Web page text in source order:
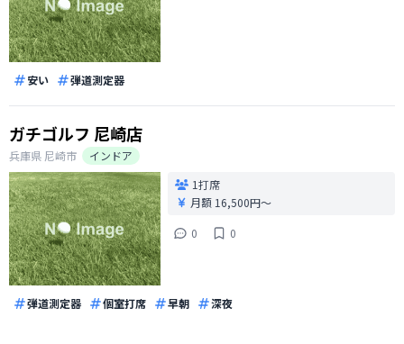
安い 弾道測定器
ガチゴルフ 尼崎店
兵庫県 尼崎市
インドア
1打席
月額 16,500円〜
0
0
弾道測定器 個室打席 早朝 深夜